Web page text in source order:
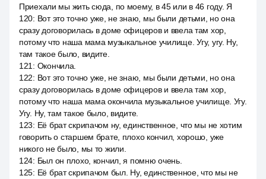
Приехали мы жить сюда, по моему, в 45 или в 46 году. Я
120: Вот это точно уже, не знаю, мы были детьми, но она
сразу договорилась в доме офицеров и ввела там хор,
потому что наша мама музыкальное училище. Угу, угу. Ну,
там такое было, видите.
121 : Окончила.
122: Вот это точно уже, не знаю, мы были детьми, но она
сразу договорилась в доме офицеров и ввела там хор,
потому что наша мама окончила музыкальное училище. Угу.
Угу. Ну, там такое было, видите.
123: Её брат скрипачом ну, единственное, что мы не хотим
говорить о старшем брате, плохо кончил, хорошо, уже
никого не было, мы то жили.
124: Был он плохо, кончил, я помню очень.
125: Её брат скрипачом был. Ну, единственное, что мы не